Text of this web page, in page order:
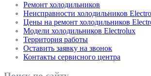
Ремонт холодильников
Неисправности холодильников
Цены на ремонт холодильников
Модели холодильников Electrolux
Территория работы
Оставить заявку на звонок
Контакты сервисного центра